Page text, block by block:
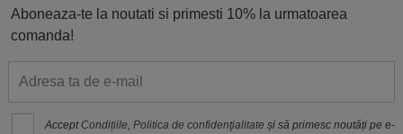
Aboneaza-te la noutati si primesti 10% la urmatoarea
comanda!
Accept Condițiile,Politica de confidenţialitate și să primesc noutăți pe e-